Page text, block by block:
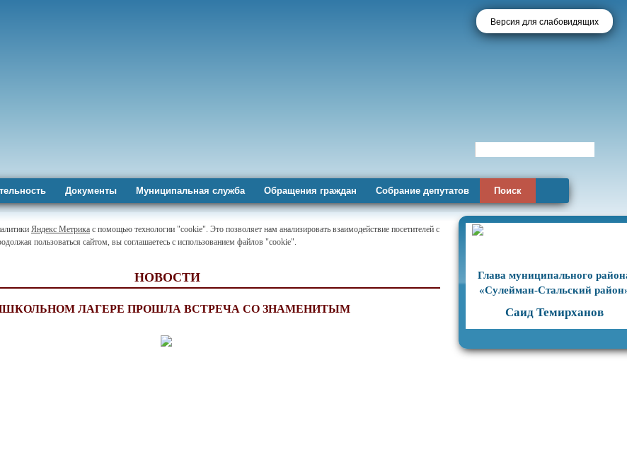
Версия для слабовидящих
Документы Муниципальная служба Обращения граждан Собрание депутатов Поиск
Яндекс Метрика с помощью технологии "cookie". Это позволяет нам анализировать взаимодействие посетителей с
пользоваться сайтом, вы соглашаетесь с использованием файлов "cookie".
НОВОСТИ
ЛАГЕРЕ ПРОШЛА ВСТРЕЧА СО ЗНАМЕНИТЫМ
Глава муниципального
«Сулейман-Стальский
Саид Темирханов